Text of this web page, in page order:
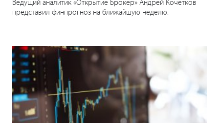
Ведущий аналитик «Открытие Брокер» Андрей Кочетков
представил финпрогноз на ближайшую неделю.